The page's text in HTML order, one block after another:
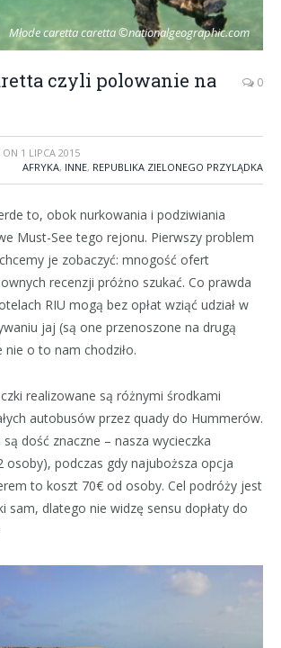
Młode caretta caretta ©nationalgeographic.com
czyli polowanie na
0
ON 1 LIPCA 2015
AFRYKA, INNE, REPUBLIKA ZIELONEGO PRZYLĄDKA
to, obok nurkowania i podziwiania
Must-See tego rejonu. Pierwszy problem
je zobaczyć: mnogość ofert
recenzji próżno szukać. Co prawda
RIU mogą bez opłat wziąć udział w
jaj (są one przenoszone na drugą
nie o to nam chodziło.
realizowane są różnymi środkami
autobusów przez quady do Hummerów.
dość znaczne – nasza wycieczka
osoby), podczas gdy najuboższa opcja
to koszt 70€ od osoby. Cel podróży jest
sam, dlatego nie widzę sensu dopłaty do